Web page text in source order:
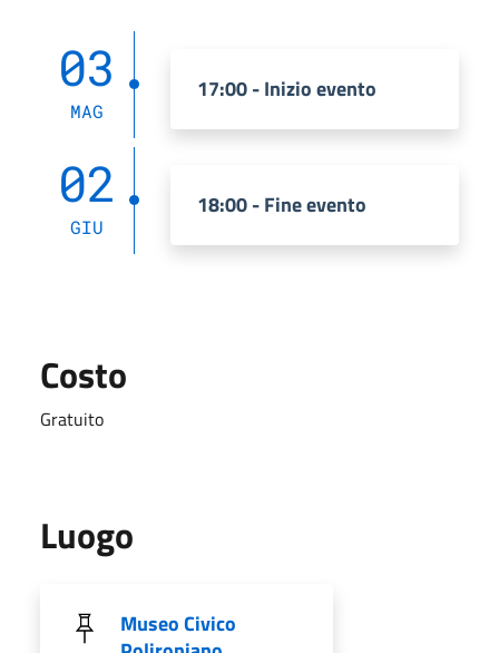
03
MAG
17:00 - Inizio evento
02
GIU
18:00 - Fine evento
Costo
Gratuito
Luogo
Museo Civico